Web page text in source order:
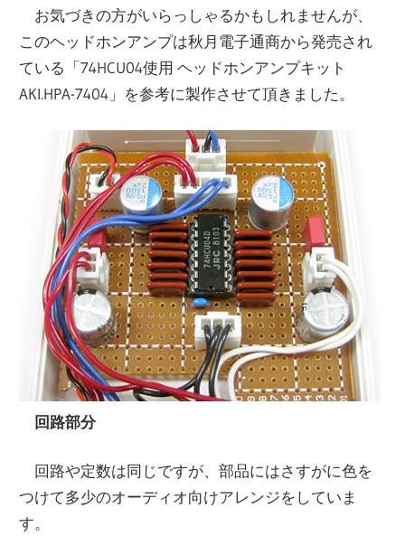
お気づきの方がいらっしゃるかもしれませんが、
このヘッドホンアンプは秋月電子通商から発売され
ている「74HCU04使用 ヘッドホンアンプキット
AKI.HPA-7404」を参考に製作させて頂きました。
回路部分
回路や定数は同じですが、部品にはさすがに色を
つけて多少のオーディオ向けアレンジをしていま
す。